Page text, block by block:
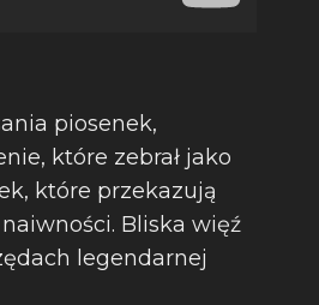
piosenek,
które zebrał jako
które przekazują
Bliska więź
legendarnej